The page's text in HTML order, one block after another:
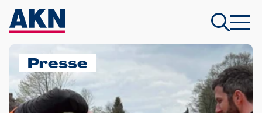
Presse